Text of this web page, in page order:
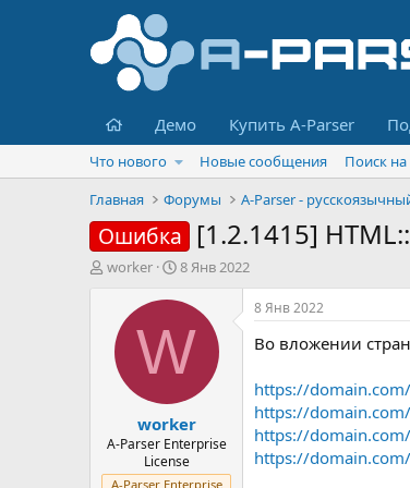
Главная
Демо Купить A-Parser
Что нового Новые сообщения
Поиск
Главная
Форумы A-Parser -
Ошибка [1.2.1415]
А
worker
Д
т
н
а
а
л
а
8 Янв 2022
W
worker
A-Parser Enterprise
License
A-Parser Enterprise
8 Янв 2022
Во вложении
https://
https://
https://
https://